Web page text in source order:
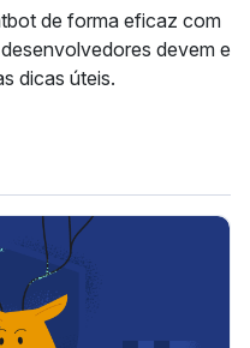
de forma eficaz com
devem e
dicas úteis.